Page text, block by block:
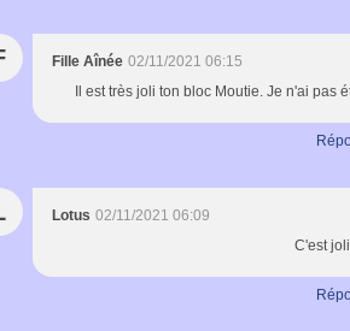
Fille Aînée 02/11/2021 06:15
Il est très joli ton bloc Moutie. Je n'ai pas
Lotus 02/11/2021 06:09
C'est